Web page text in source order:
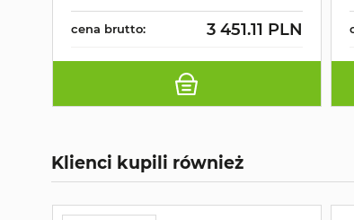
cena brutto: 3 451.11 PLN
Klienci kupili również